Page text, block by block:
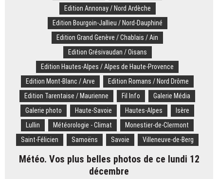
Genève
et
Nice
via
Grenoble ?
Il
parie
sur
les
Jeux
olympiques
de
2030
pour
faire
bouger
les
Edition Annonay / Nord Ardèche
Edition Bourgoin-Jallieu / Nord-Dauphiné
Edition Grand Genève / Chablais / Ain
Edition Grésivaudan / Oisans
Edition Hautes-Alpes / Alpes de Haute-Provence
Edition Mont-Blanc / Arve
Edition Romans / Nord Drôme
Edition Tarentaise / Maurienne
Fil Info
Galerie Média
Galerie photo
Haute-Savoie Hautes-Alpes
Isère
Lullin
Météorologie - Climat
Monestier-de-Clermont
Saint-Félicien
Samoëns Savoie Villeneuve-de-Berg
Météo. Vos plus belles photos de ce lundi 12
décembre